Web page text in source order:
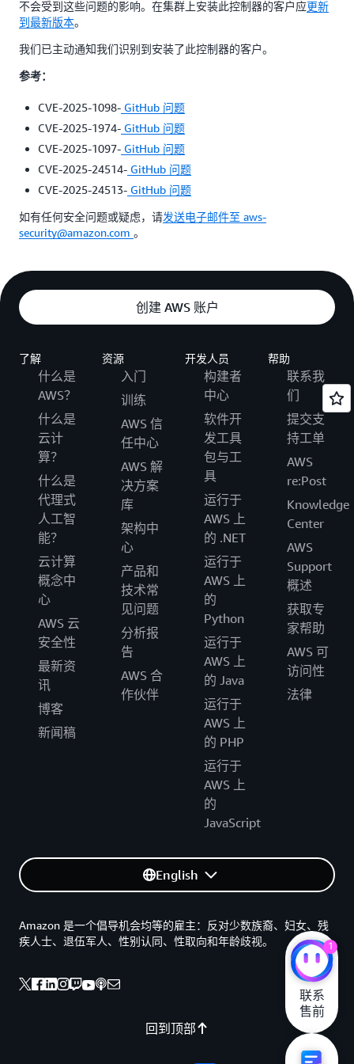
不会受到这些问题的影响。在集群上安装此控制器的客户应更新
到最新版本。
我们已主动通知我们识别到安装了此控制器的客户。
参考：
CVE-2025-1098- GitHub 问题
CVE-2025-1974- GitHub 问题
CVE-2025-1097- GitHub 问题
CVE-2025-24514- GitHub 问题
CVE-2025-24513- GitHub 问题
如有任何安全问题或疑虑，请发送电子邮件至 aws-
security@amazon.com 。
创建 AWS 账户
了解
什么是
AWS？
什么是
云计
算？
什么是
代理式
人工智
能？
云计算
概念中
心
AWS 云
安全性
最新资
讯
博客
新闻稿
资源
入门
训练
AWS 信
任中心
AWS 解
决方案
库
架构中
心
产品和
技术常
见问题
分析报
告
AWS 合
作伙伴
开发人员
构建者
中心
软件开
发工具
包与工
具
运行于
AWS 上
的 .NET
运行于
AWS 上
的
Python
运行于
AWS 上
的 Java
运行于
AWS 上
的 PHP
运行于
AWS 上
的
JavaScript
帮助
联系我
们
提交支
持工单
AWS
re:Post
Knowledge
Center
AWS
Support
概述
获取专
家帮助
AWS 可
访问性
法律
English
回到顶部
Amazon 是一个倡导机会均等的雇主：反对少数族裔、妇女、残
疾人士、退伍军人、性别认同、性取向和年龄歧视。
1
联系
售前